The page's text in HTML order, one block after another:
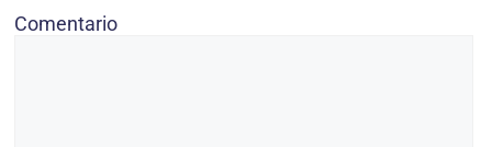
Comentario